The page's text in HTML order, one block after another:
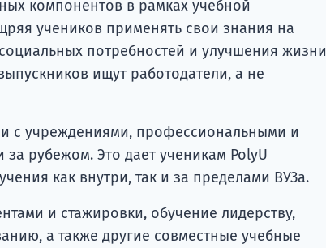
компонентов в рамках учебной
учеников применять свои знания на
потребностей и улучшения жизни
ищут работодатели, а не
с учреждениями, профессиональными и
рубежом. Это дает ученикам PolyU
как внутри, так и за пределами ВУЗа.
и стажировки, обучение лидерству,
а также другие совместные учебные